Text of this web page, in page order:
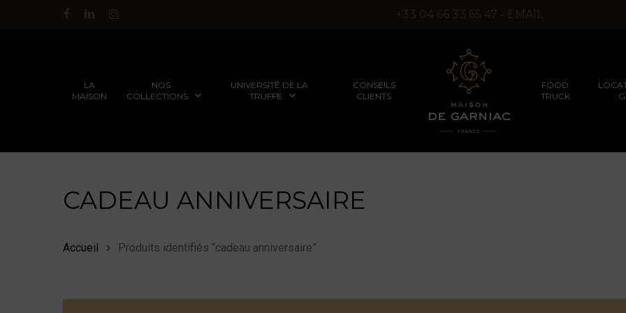
facebooklinkedininstagram +33 04 66 33 65 47 - EMAIL
LA
MAISON
NOS
COLLECTIONS
TRUFFES FRAÎCHES AU
PRODUITS TRUFFÉS
UNIVERSITÉ DE LA
TRUFFE
FORMATIONS POUR LES
CONSEILS
CLIENTS
FOOD
TRUCK
CADEAU ANNIVERSAIRE
Accueil Produits identifiés “cadeau anniversaire”